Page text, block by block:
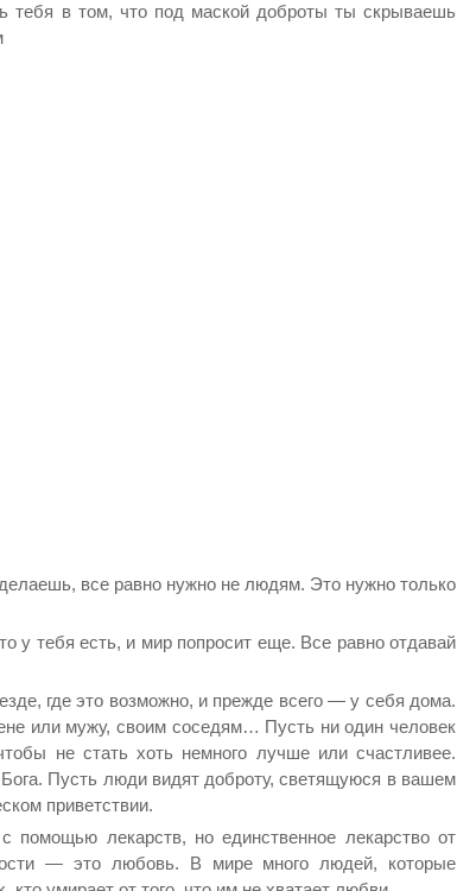
тебя в том, что под маской доброты ты скрываешь
все равно нужно не людям. Это нужно только
у тебя есть, и мир попросит еще. Все равно отдавай
где это возможно, и прежде всего — у себя дома.
или мужу, своим соседям… Пусть ни один человек
не стать хоть немного лучше или счастливее.
Пусть люди видят доброту, светящуюся в вашем
приветствии.
лекарств, но единственное лекарство от
— это любовь. В мире много людей, которые